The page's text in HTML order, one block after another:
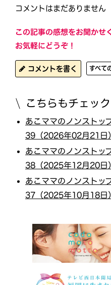
コメントはまだありません
この記事の感想をお聞かせ
お気軽にどうぞ！
コメントを書く すべて
こちらもチェック
あこママのノンスト
39（2026年02月21日
あこママのノンスト
38（2025年12月20日
あこママのノンスト
37（2025年10月18日